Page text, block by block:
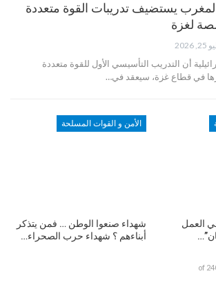
يستضيف تدريبات القوة متعددة
لغزة
2026
أن التدريب التأسيسي الأول للقوة متعددة
في قطاع غزة، سيعقد في…
العمل
الأمن و القوات المسلحة
شهداء صنعوا الوطن … فمن يتذكر
أبناءهم ؟ شهداء حرب الصحراء…